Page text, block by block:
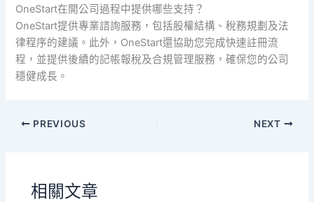
OneStart在開公司過程中提供哪些支持？
OneStart提供專業諮詢服務，包括股權結構、稅務規劃及法
律程序的建議。此外，OneStart還協助您完成快速註冊流
程，並提供後續的記帳報稅及合規管理服務，確保您的公司
穩健成長。
PREVIOUS NEXT
相關文章